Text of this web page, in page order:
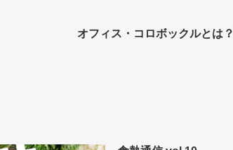
オフィス・コロボックルとは？